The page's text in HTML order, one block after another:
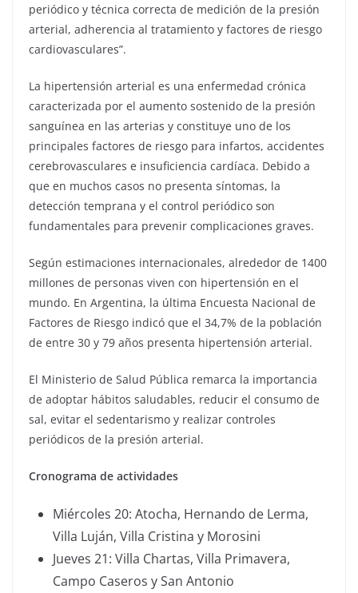
periódico y técnica correcta de medición de la presión
arterial, adherencia al tratamiento y factores de riesgo
cardiovasculares”.
La hipertensión arterial es una enfermedad crónica
caracterizada por el aumento sostenido de la presión
sanguínea en las arterias y constituye uno de los
principales factores de riesgo para infartos, accidentes
cerebrovasculares e insuficiencia cardíaca. Debido a
que en muchos casos no presenta síntomas, la
detección temprana y el control periódico son
fundamentales para prevenir complicaciones graves.
Según estimaciones internacionales, alrededor de 1400
millones de personas viven con hipertensión en el
mundo. En Argentina, la última Encuesta Nacional de
Factores de Riesgo indicó que el 34,7% de la población
de entre 30 y 79 años presenta hipertensión arterial.
El Ministerio de Salud Pública remarca la importancia
de adoptar hábitos saludables, reducir el consumo de
sal, evitar el sedentarismo y realizar controles
periódicos de la presión arterial.
Cronograma de actividades
Miércoles 20: Atocha, Hernando de Lerma,
Villa Luján, Villa Cristina y Morosini
Jueves 21: Villa Chartas, Villa Primavera,
Campo Caseros y San Antonio